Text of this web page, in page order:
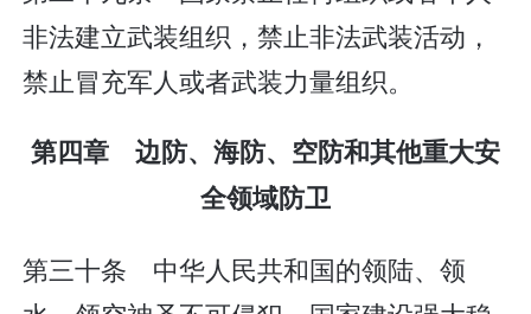
非法建立武装组织，禁止非法武装活动，
禁止冒充军人或者武装力量组织。
第四章 边防、海防、空防和其他重大安
全领域防卫
第三十条 中华人民共和国的领陆、领